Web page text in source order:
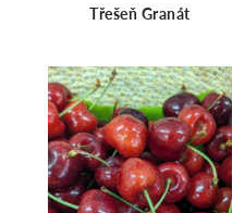
Třešeň Granát